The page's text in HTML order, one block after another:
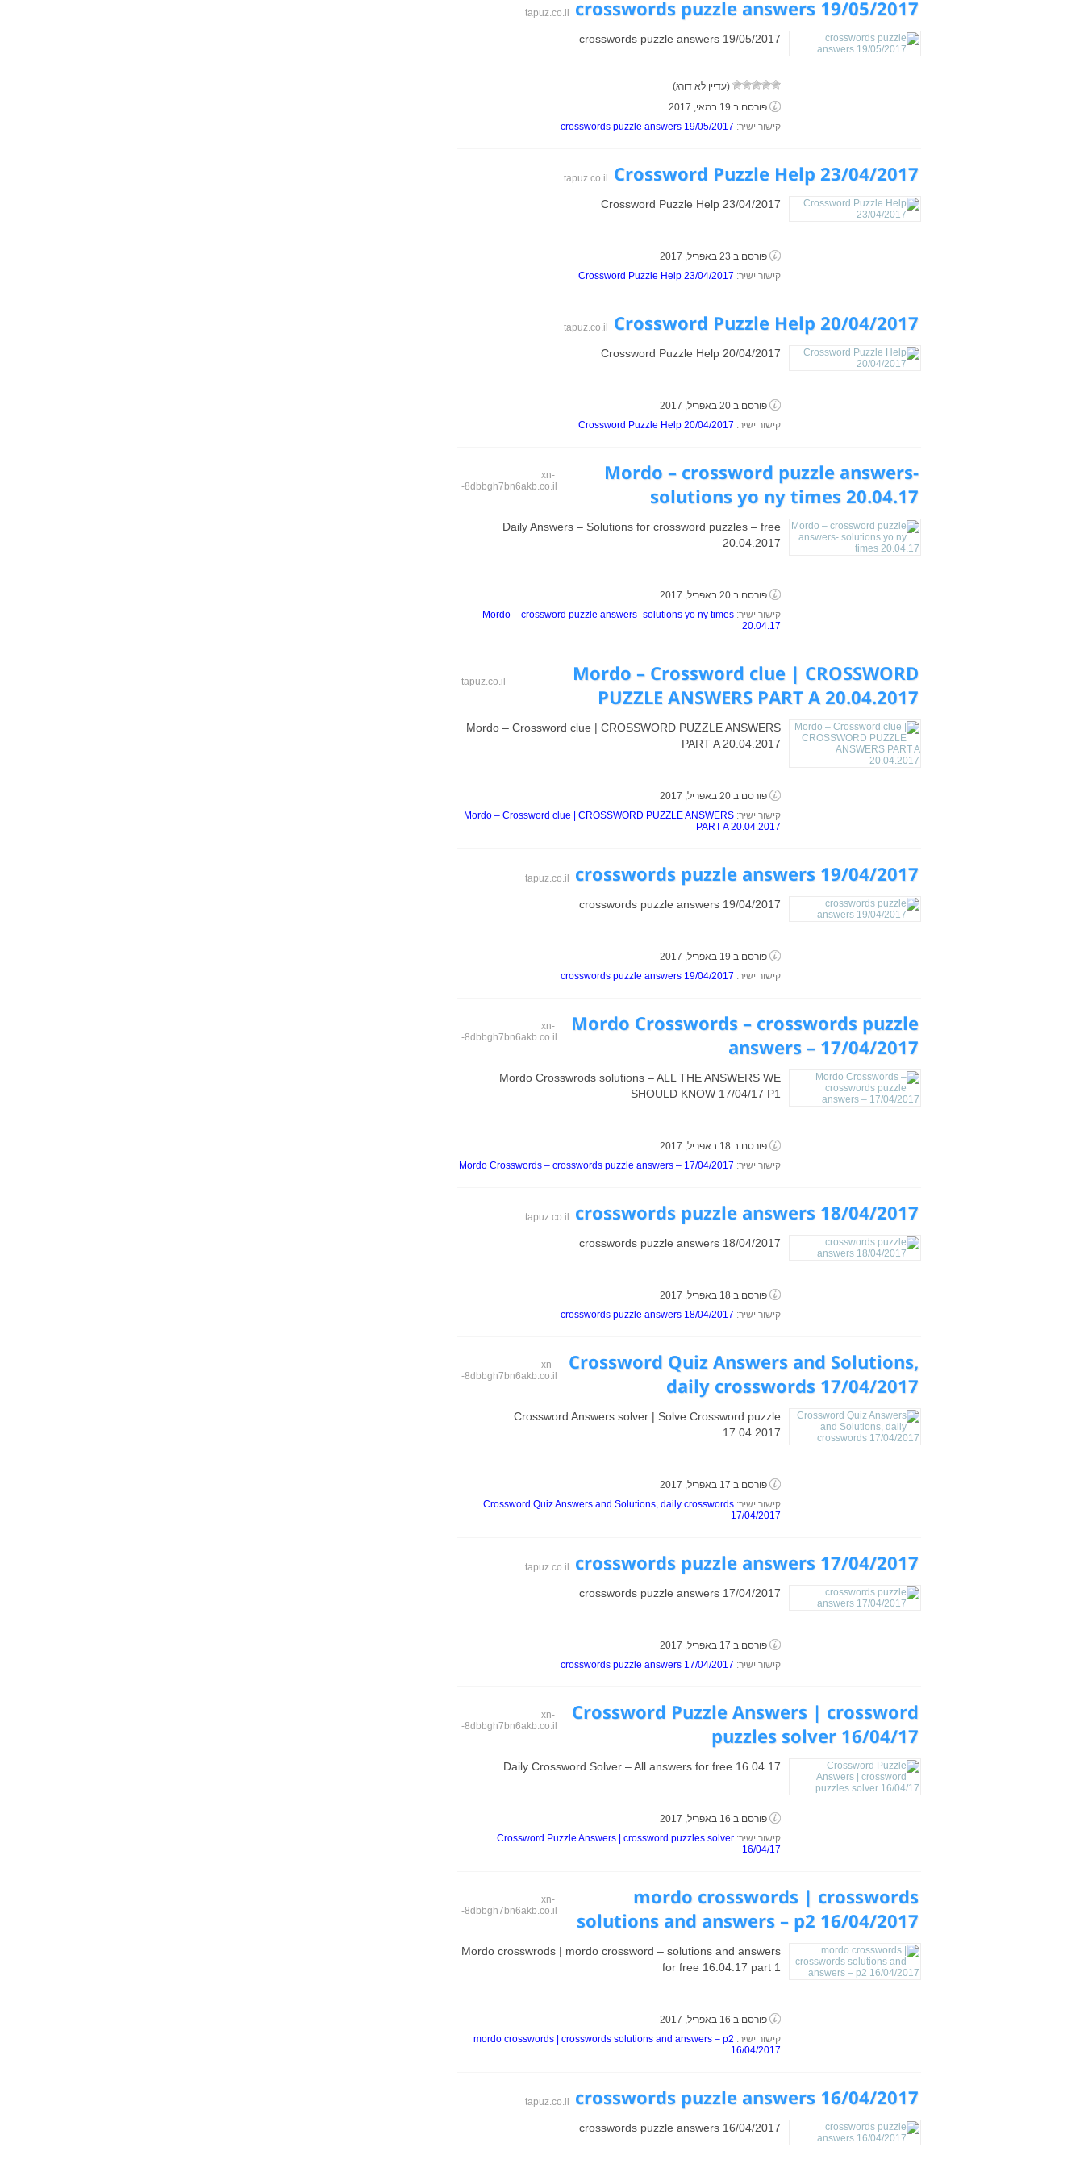
crosswords puzzle answers 19/05/2017
tapuz.co.il
crosswords puzzle answers 19/05/2017
(עדיין לא דורג)
פורסם ב 19 במאי, 2017
קישור ישיר: crosswords puzzle answers 19/05/2017
Crossword Puzzle Help 23/04/2017
tapuz.co.il
Crossword Puzzle Help 23/04/2017
פורסם ב 23 באפריל, 2017
קישור ישיר: Crossword Puzzle Help 23/04/2017
Crossword Puzzle Help 20/04/2017
tapuz.co.il
Crossword Puzzle Help 20/04/2017
פורסם ב 20 באפריל, 2017
קישור ישיר: Crossword Puzzle Help 20/04/2017
Mordo – crossword puzzle answers-
solutions yo ny times 20.04.17
xn-
-8dbbgh7bn6akb.co.il
Daily Answers – Solutions for crossword puzzles – free
20.04.2017
פורסם ב 20 באפריל, 2017
קישור ישיר: Mordo – crossword puzzle answers- solutions yo ny times
20.04.17
Mordo – Crossword clue | CROSSWORD
PUZZLE ANSWERS PART A 20.04.2017
tapuz.co.il
Mordo – Crossword clue | CROSSWORD PUZZLE ANSWERS
PART A 20.04.2017
פורסם ב 20 באפריל, 2017
קישור ישיר: Mordo – Crossword clue | CROSSWORD PUZZLE ANSWERS
PART A 20.04.2017
crosswords puzzle answers 19/04/2017
tapuz.co.il
crosswords puzzle answers 19/04/2017
פורסם ב 19 באפריל, 2017
קישור ישיר: crosswords puzzle answers 19/04/2017
Mordo Crosswords – crosswords puzzle
answers – 17/04/2017
xn-
-8dbbgh7bn6akb.co.il
Mordo Crosswrods solutions – ALL THE ANSWERS WE
SHOULD KNOW 17/04/17 P1
פורסם ב 18 באפריל, 2017
קישור ישיר: Mordo Crosswords – crosswords puzzle answers – 17/04/2017
crosswords puzzle answers 18/04/2017
tapuz.co.il
crosswords puzzle answers 18/04/2017
פורסם ב 18 באפריל, 2017
קישור ישיר: crosswords puzzle answers 18/04/2017
Crossword Quiz Answers and Solutions,
daily crosswords 17/04/2017
xn-
-8dbbgh7bn6akb.co.il
Crossword Answers solver | Solve Crossword puzzle
17.04.2017
פורסם ב 17 באפריל, 2017
קישור ישיר: Crossword Quiz Answers and Solutions, daily crosswords
17/04/2017
crosswords puzzle answers 17/04/2017
tapuz.co.il
crosswords puzzle answers 17/04/2017
פורסם ב 17 באפריל, 2017
קישור ישיר: crosswords puzzle answers 17/04/2017
Crossword Puzzle Answers | crossword
puzzles solver 16/04/17
xn-
-8dbbgh7bn6akb.co.il
Daily Crossword Solver – All answers for free 16.04.17
פורסם ב 16 באפריל, 2017
קישור ישיר: Crossword Puzzle Answers | crossword puzzles solver
16/04/17
mordo crosswords | crosswords
solutions and answers – p2 16/04/2017
xn-
-8dbbgh7bn6akb.co.il
Mordo crosswrods | mordo crossword – solutions and answers
for free 16.04.17 part 1
פורסם ב 16 באפריל, 2017
קישור ישיר: mordo crosswords | crosswords solutions and answers – p2
16/04/2017
crosswords puzzle answers 16/04/2017
tapuz.co.il
crosswords puzzle answers 16/04/2017